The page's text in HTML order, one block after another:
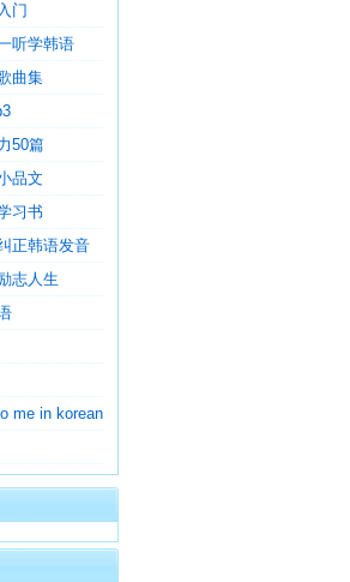
门
听学韩语
曲集
50篇
品文
习书
正韩语发音
志人生
me in korean